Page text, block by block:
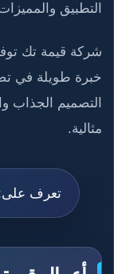
التطبيق
شركة قيمة تك
خبرة طويلة في
التصميم الجذاب
مثالية.
تعرف